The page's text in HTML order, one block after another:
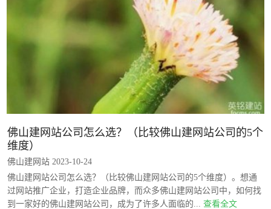
佛山建网站公司怎么选？（比较佛山建网站公司的5个
维度）
佛山建网站 2023-10-24
佛山建网站公司怎么选？（比较佛山建网站公司的5个维度）。想通
过网站推广企业，打造企业品牌，而众多佛山建网站公司中，如何找
到一家好的佛山建网站公司，成为了许多人面临的... 查看全文